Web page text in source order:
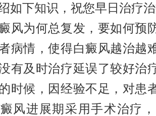
如下知识，祝您早日治疗治
为何总复发，要如何预
病情，使得白癜风越治越
有及时治疗延误了较好治
时候，因经验不足，对患
风进展期采用手术治疗